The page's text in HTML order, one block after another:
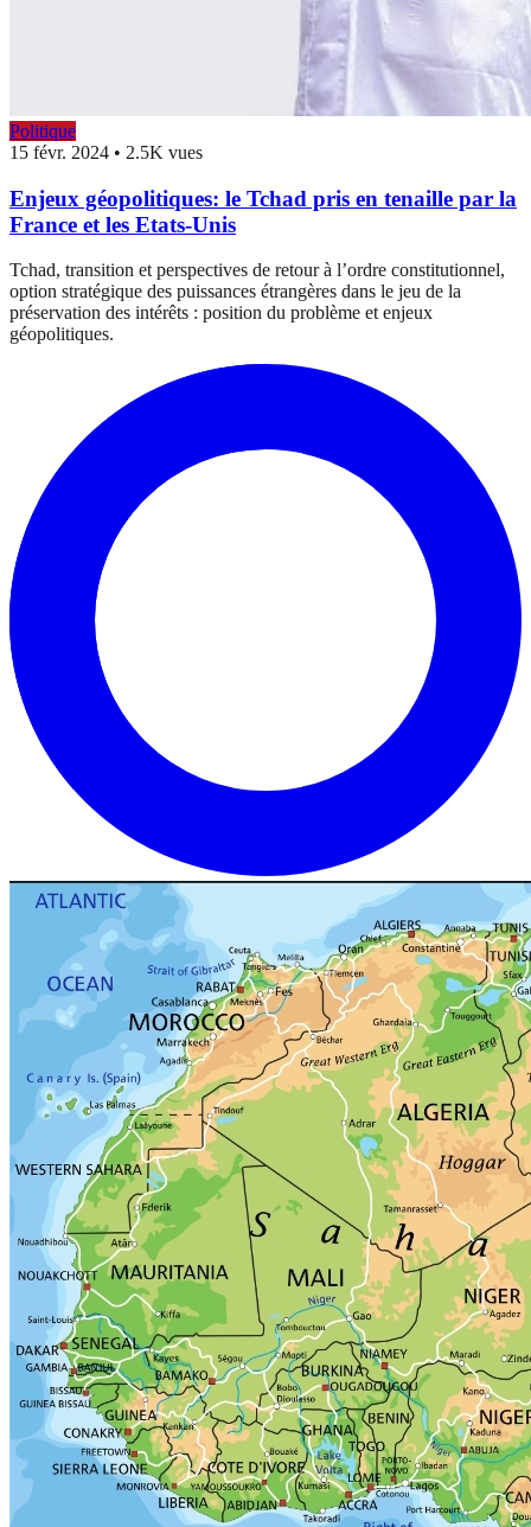
Politique
15 févr. 2024 • 2.5K vues
Enjeux géopolitiques: le Tchad pris en tenaille par la
France et les Etats-Unis
Tchad, transition et perspectives de retour à l’ordre constitutionnel,
option stratégique des puissances étrangères dans le jeu de la
préservation des intérêts : position du problème et enjeux
géopolitiques.